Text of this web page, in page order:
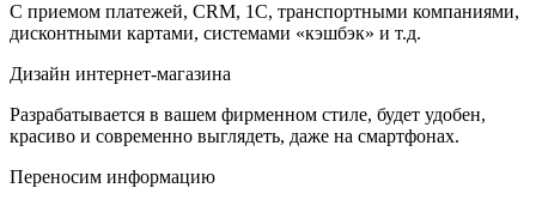
С приемом платежей, CRM, 1C, транспортными компаниями,
дисконтными картами, системами «кэшбэк» и т.д.
Дизайн интернет-магазина
Разрабатывается в вашем фирменном стиле, будет удобен,
красиво и современно выглядеть, даже на смартфонах.
Переносим информацию